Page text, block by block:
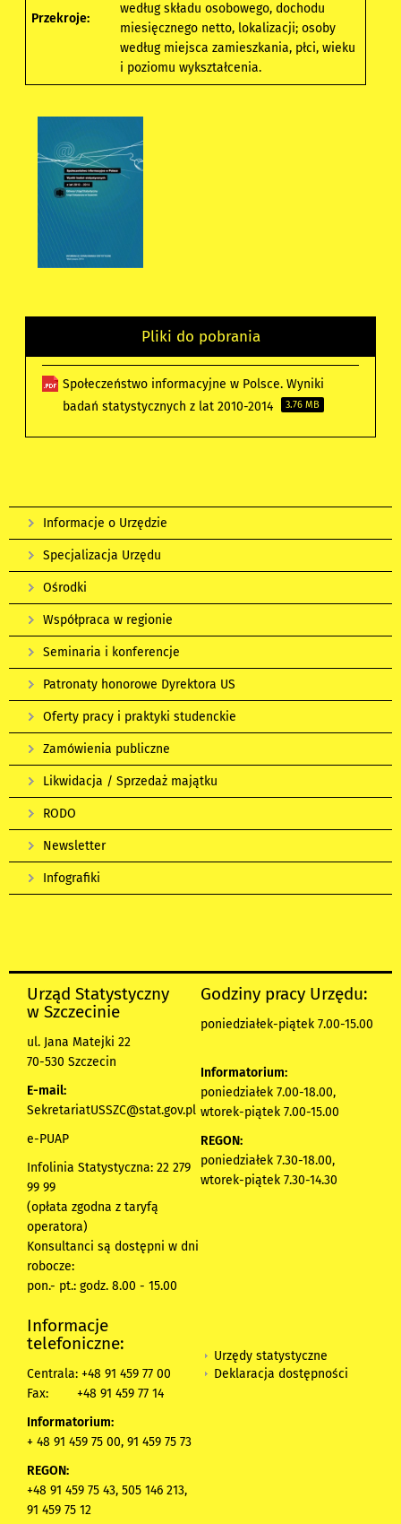
Przekroje:
według składu osobowego, dochodu
miesięcznego netto, lokalizacji; osoby
według miejsca zamieszkania, płci, wieku
i poziomu wykształcenia.
Pliki do pobrania
Społeczeństwo informacyjne w Polsce. Wyniki
badań statystycznych z lat 2010-2014
3.76 MB
Informacje o Urzędzie
Specjalizacja Urzędu
Ośrodki
Współpraca w regionie
Seminaria i konferencje
Patronaty honorowe Dyrektora US
Oferty pracy i praktyki studenckie
Zamówienia publiczne
Likwidacja / Sprzedaż majątku
RODO
Newsletter
Infografiki
Urząd Statystyczny
w Szczecinie
ul. Jana Matejki 22
70-530 Szczecin
E-mail:
SekretariatUSSZC@stat.gov.pl
e-PUAP
Infolinia Statystyczna: 22 279
99 99
(opłata zgodna z taryfą
operatora)
Konsultanci są dostępni w dni
robocze:
pon.- pt.: godz. 8.00 - 15.00
Godziny pracy Urzędu:
poniedziałek-piątek 7.00-15.00
Informatorium:
poniedziałek 7.00-18.00,
wtorek-piątek 7.00-15.00
REGON:
poniedziałek 7.30-18.00,
wtorek-piątek 7.30-14.30
Informacje
telefoniczne:
Centrala: +48 91 459 77 00
Fax:
+48 91 459 77 14
Informatorium:
+ 48 91 459 75 00, 91 459 75 73
REGON:
+48 91 459 75 43, 505 146 213,
91 459 75 12
Urzędy statystyczne
Deklaracja dostępności